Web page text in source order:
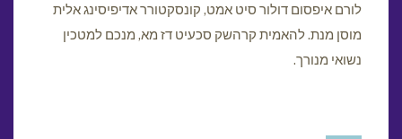
לורם איפסום דולור סיט אמט, קונסקטורר אדיפיסינג אלית
מוסן מנת. להאמית קרהשק סכעיט דז מא, מנכם למטכין
נשואי מנורך.